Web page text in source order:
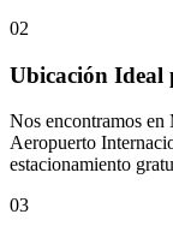
02
Ubicación Ideal
Nos encontramos
Aeropuerto
estacionamiento
03